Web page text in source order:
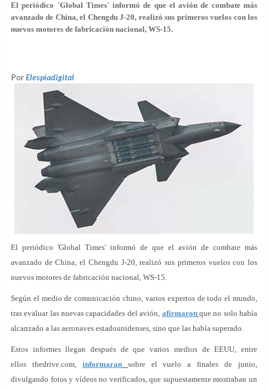
El periódico 'Global Times' informó de que el avión de combate más
avanzado de China, el Chengdu J-20, realizó sus primeros vuelos con los
nuevos motores de fabricación nacional, WS-15.
PorElespiadigital
El periódico 'Global Times' informó de que el avión de combate más
avanzado de China, el Chengdu J-20, realizó sus primeros vuelos con los
nuevos motores de fabricación nacional, WS-15.
Según el medio de comunicación chino, varios expertos de todo el mundo,
tras evaluar las nuevas capacidades del avión, afirmaron que no solo había
alcanzado a las aeronaves estadounidenses, sino que las había superado.
Estos informes llegan después de que varios medios de EEUU, entre
ellos thedrive.com, informaran
sobre el vuelo a finales de junio,
divulgando fotos y vídeos no verificados, que supuestamente mostraban un